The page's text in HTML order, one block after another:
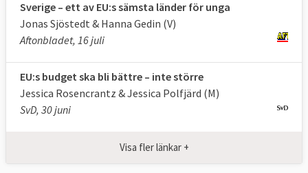
Godkänner EU-kommissionen och
granskar EU
Europaparlamentet utövar kontroll över EU:s
institutioner genom regelbunden utfrågning
av ansvariga tjänstemän och politiker.
Europaparlamentet beslutar årligen om
ansvarsfrihet för hur EU:s budget har
Sverige – ett av EU:s sämsta länder för unga
Jonas Sjöstedt & Hanna Gedin (V)
Aftonbladet, 16 juli
EU:s budget ska bli bättre – inte större
Jessica Rosencrantz & Jessica Polfjärd (M)
SvD, 30 juni
Visa fler länkar +